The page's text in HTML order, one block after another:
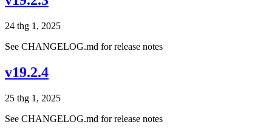
24 thg 1, 2025
See CHANGELOG.md for release notes
v19.2.4
25 thg 1, 2025
See CHANGELOG.md for release notes